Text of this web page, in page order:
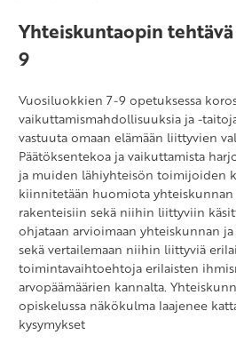
Yhteiskuntaopin
9
Vuosiluokkien 7-9 opetuksessa
vaikuttamismahdollisuuksia ja -
vastuuta omaan elämään liittyvien
Päätöksentekoa ja vaikuttamista
ja muiden lähiyhteisön toimijoiden
kiinnitetään huomiota
rakenteisiin sekä niihin liittyviin
ohjataan arvioimaan yhteiskunnan
sekä vertailemaan niihin liittyviä
toimintavaihtoehtoja erilaisten
arvopäämäärien kannalta.
opiskelussa näkökulma laajenee
kysymykset